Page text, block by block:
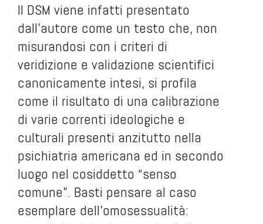
Il DSM viene infatti presentato
dall’autore come un testo che, non
misurandosi con i criteri di
veridizione e validazione scientifici
canonicamente intesi, si profila
come il risultato di una calibrazione
di varie correnti ideologiche e
culturali presenti anzitutto nella
psichiatria americana ed in secondo
luogo nel cosiddetto “senso
comune”. Basti pensare al caso
esemplare dell’omosessualità: